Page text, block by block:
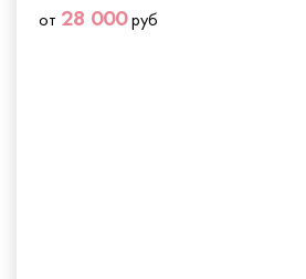
от 28 000руб